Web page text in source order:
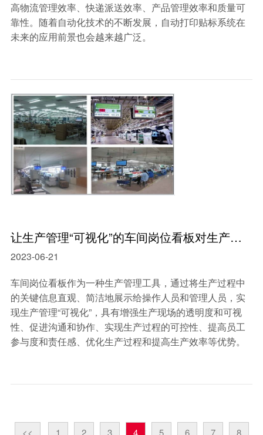
高物流管理效率、快递派送效率、产品管理效率和质量可
靠性。随着自动化技术的不断发展，自动打印贴标系统在
未来的应用前景也会越来越广泛。
让生产管理“可视化”的车间岗位看板对生产企业的优势有哪些 ？
2023-06-21
车间岗位看板作为一种生产管理工具，通过将生产过程中
的关键信息直观、简洁地展示给操作人员和管理人员，实
现生产管理“可视化”，具有增强生产现场的透明度和可视
性、促进沟通和协作、实现生产过程的可控性、提高员工
参与度和责任感、优化生产过程和提高生产效率等优势。
<< 1 2 3 4 5 6 7 8